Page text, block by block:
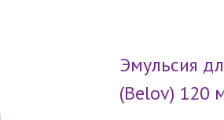
Эмульсия
(Belov) 120